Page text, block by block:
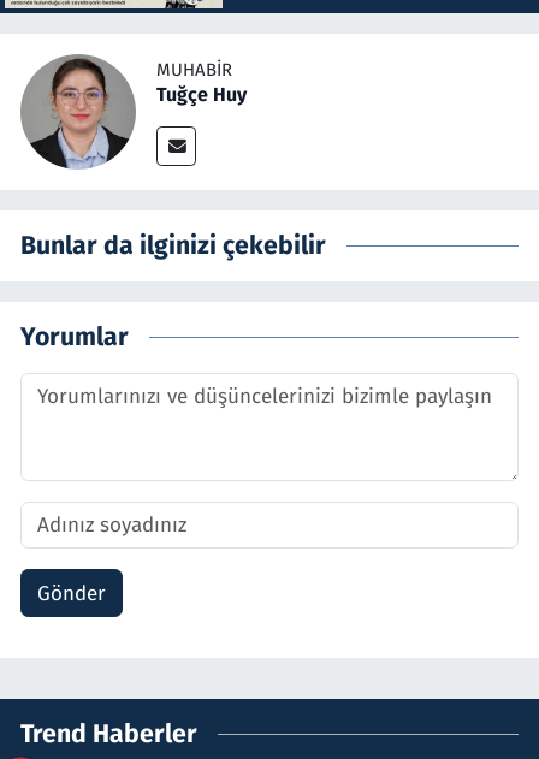
MUHABIR
Tuğçe Huy
Bunlar da ilginizi çekebilir
Yorumlar
Gönder
Trend Haberler